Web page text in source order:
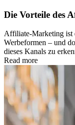
Die Vorteile des
Affiliate-Marketing ist
Werbeformen – und
dieses Kanals zu
Read more